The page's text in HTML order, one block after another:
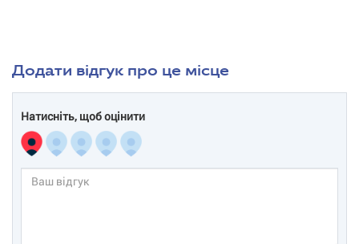
Додати відгук про це місце
Натисніть, щоб оцінити